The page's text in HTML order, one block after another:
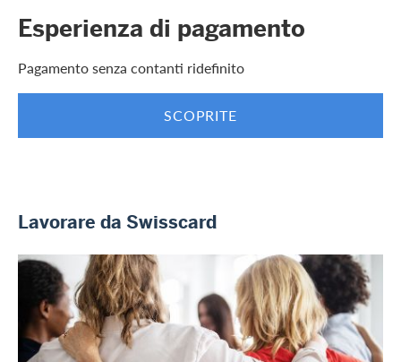
Esperienza di pagamento
Pagamento senza contanti ridefinito
SCOPRITE
Lavorare da Swisscard